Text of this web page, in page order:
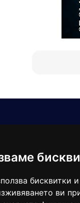
бисквитки
ви